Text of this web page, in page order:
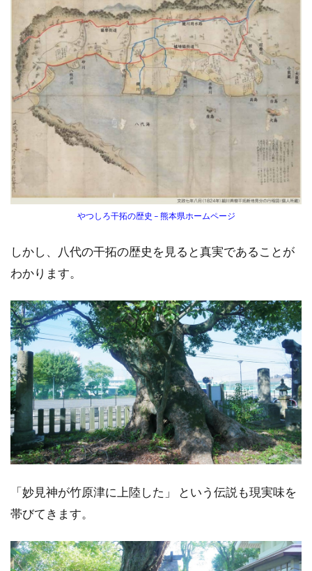
やつしろ干拓の歴史 – 熊本県ホームページ
しかし、八代の干拓の歴史を見ると真実であることが
わかります。
「妙見神が竹原津に上陸した」 という伝説も現実味を
帯びてきます。